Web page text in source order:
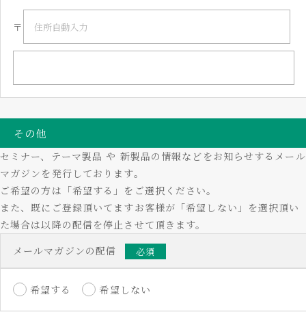
〒
その他
セミナー、テーマ製品 や 新製品の情報などをお知らせするメール
マガジンを発行しております。
ご希望の方は「希望する」をご選択ください。
また、既にご登録頂いてますお客様が「希望しない」を選択頂い
た場合は以降の配信を停止させて頂きます。
メールマガジンの配信
必須
希望する 希望しない